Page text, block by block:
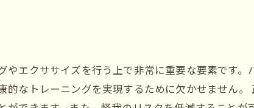
やエクササイズを行う上で非常に重要な要素です
的なトレーニングを実現するために欠かせません